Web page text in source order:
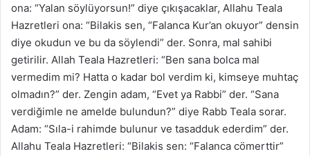
ona: “Yalan söylüyorsun!” diye çıkışacaklar, Allahu Teala
Hazretleri ona: “Bilakis sen, “Falanca Kur’an okuyor” densin
diye okudun ve bu da söylendi” der. Sonra, mal sahibi
getirilir. Allah Teala Hazretleri: “Ben sana bolca mal
vermedim mi? Hatta o kadar bol verdim ki, kimseye muhtaç
olmadın?” der. Zengin adam, “Evet ya Rabbi” der. “Sana
verdiğimle ne amelde bulundun?” diye Rabb Teala sorar.
Adam: “Sıla-i rahimde bulunur ve tasadduk ederdim” der.
Allahu Teala Hazretleri: “Bilakis sen: “Falanca cömerttir”